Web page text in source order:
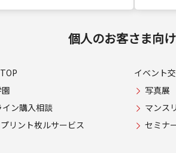
個人のお客さま向
ン購入相談
リント枚ルサービス
イベント
写真展
マンス
セミナ